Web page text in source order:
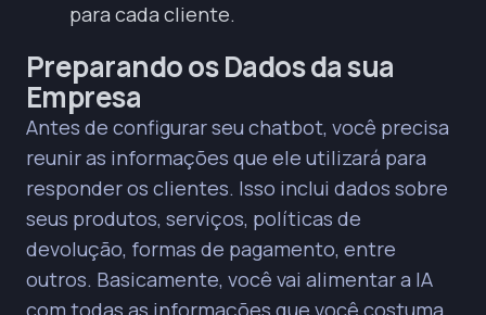
para cada cliente.
Preparando os Dados da sua
Empresa
Antes de configurar seu chatbot, você precisa
reunir as informações que ele utilizará para
responder os clientes. Isso inclui dados sobre
seus produtos, serviços, políticas de
devolução, formas de pagamento, entre
outros. Basicamente, você vai alimentar a IA
com todas as informações que você costuma